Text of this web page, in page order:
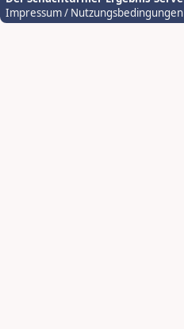
Impressum / Nutzungsbedingungen